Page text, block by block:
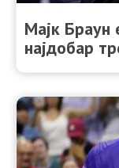
Мајк Браун
најдобар